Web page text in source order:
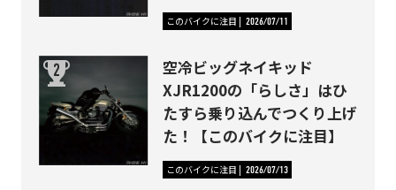
このバイクに注目 2026/07/11
空冷ビッグネイキッド
XJR1200の「らしさ」はひ
たすら乗り込んでつくり上げ
た！【このバイクに注目】
このバイクに注目 2026/07/13